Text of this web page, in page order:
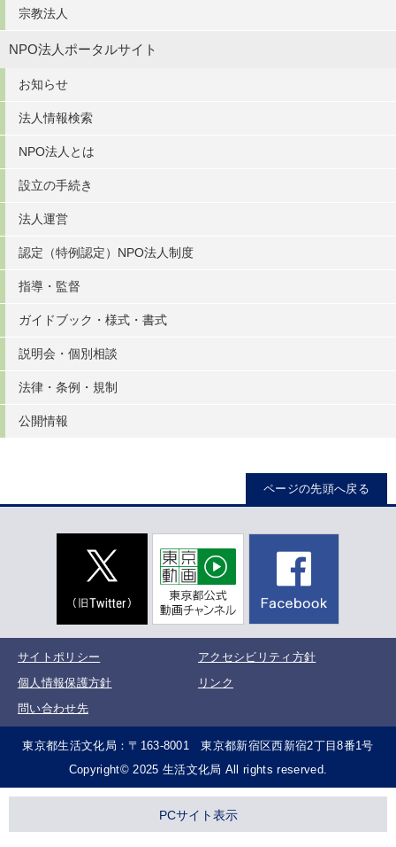
宗教法人
NPO法人ポータルサイト
お知らせ
法人情報検索
NPO法人とは
設立の手続き
法人運営
認定（特例認定）NPO法人制度
指導・監督
ガイドブック・様式・書式
説明会・個別相談
法律・条例・規制
公開情報
ページの先頭へ戻る
サイトポリシー
アクセシビリティ方針
個人情報保護方針
リンク
問い合わせ先
東京都生活文化局：〒163-8001 東京都新宿区西新宿2丁目8番1号
Copyright© 2025 生活文化局 All rights reserved.
PCサイト表示